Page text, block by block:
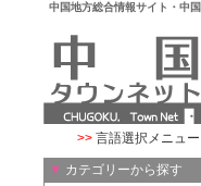
中国地方総合情報サイト・中
>>言語選択メニュ
▼ カテゴリーから探す